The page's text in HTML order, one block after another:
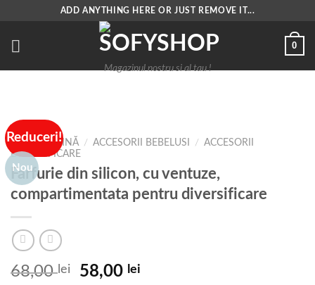
content
ADD ANYTHING HERE OR JUST REMOVE IT...
Magazinul nostru si al tau !
0
Reduceri!
Nou
PRIMA PAGINĂ / ACCESORII BEBELUSI / ACCESORII
DIVERSIFICARE
Farfurie din silicon, cu ventuze,
compartimentata pentru diversificare
68,00 lei
Prețul
58,00 lei